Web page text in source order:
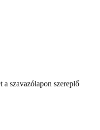
szavazólapon szereplő